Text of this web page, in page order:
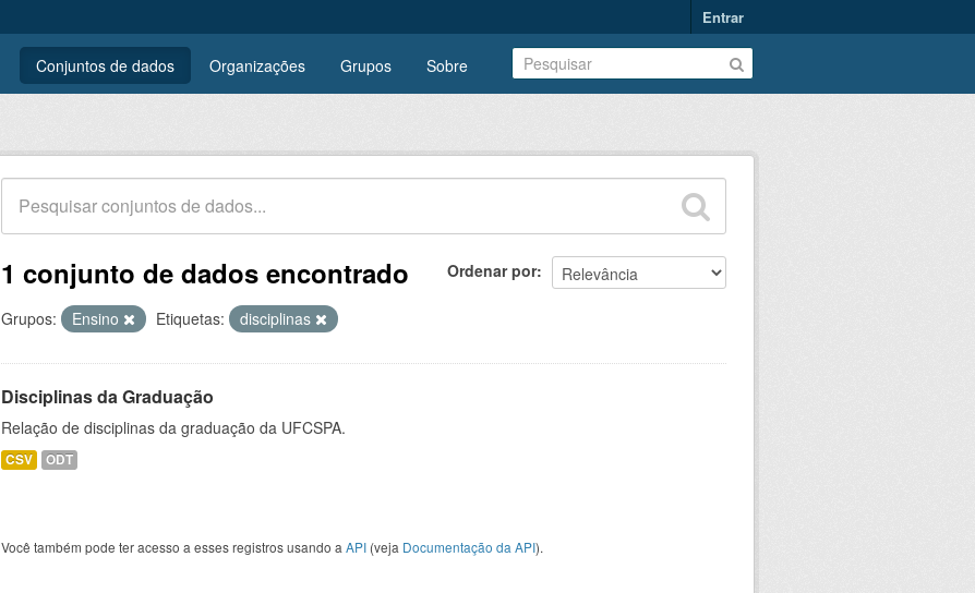
Entrar
Conjuntos de dados Organizações Grupos Sobre
Ordenar por
1 conjunto de dados encontrado
Grupos: Ensino Etiquetas: disciplinas
Disciplinas da Graduação
Relação de disciplinas da graduação da UFCSPA.
CSV ODT
Você também pode ter acesso a esses registros usando a API (veja Documentação da API).